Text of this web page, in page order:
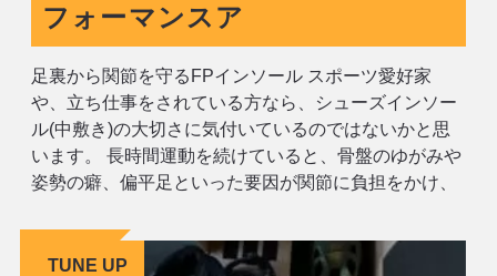
フォーマンスア
足裏から関節を守るFPインソール スポーツ愛好家
や、立ち仕事をされている方なら、シューズインソー
ル(中敷き)の大切さに気付いているのではないかと思
います。 長時間運動を続けていると、骨盤のゆがみや
姿勢の癖、偏平足といった要因が関節に負担をかけ、
き、というと「少し大きめの靴のサイズ調整を行うも
の」と捉えている方も多いですが、最近では
TUNE UP